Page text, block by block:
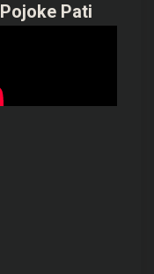
Pojoke Pati